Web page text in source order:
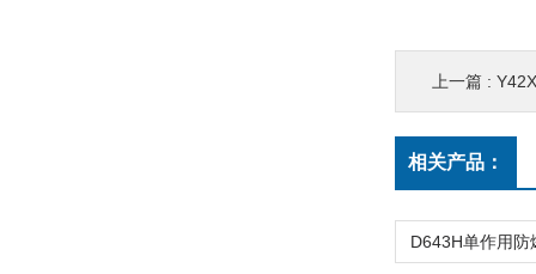
上一篇 :
相关产品：